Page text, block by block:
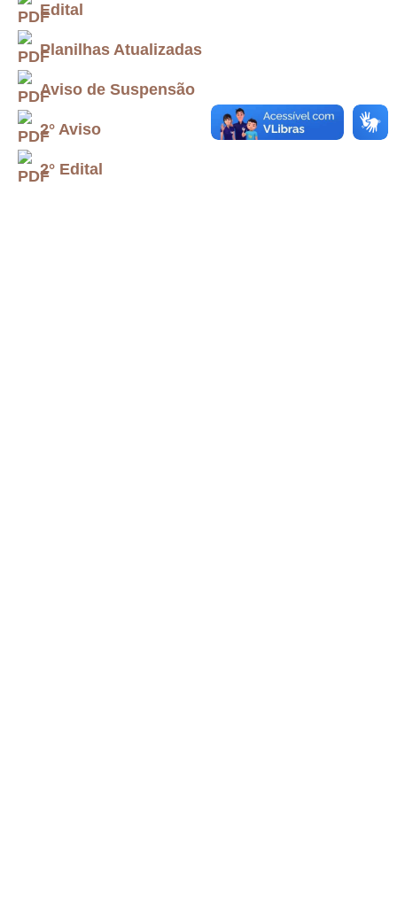
Edital
Planilhas Atualizadas
Aviso de Suspensão
2° Aviso
2° Edital